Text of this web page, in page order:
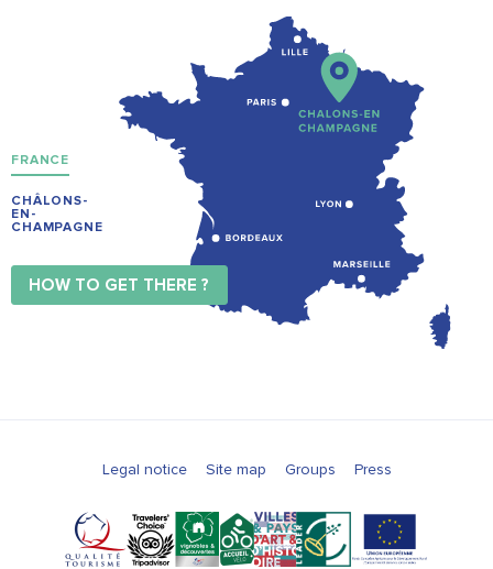
FRANCE
CHÂLONS-
EN-
CHAMPAGNE
HOW TO GET THERE ?
Legal notice Site map Groups Press